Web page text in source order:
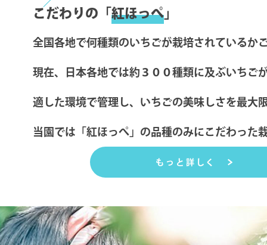
こだわりの「 紅ほっぺ」
全国各地で何種類のいちごが栽培されているか
現在、日本各地では約３００種類に及ぶいちご
適した環境で管理し、いちごの美味しさを最大
当園では「紅ほっぺ」の品種のみにこだわった
もっと詳しく